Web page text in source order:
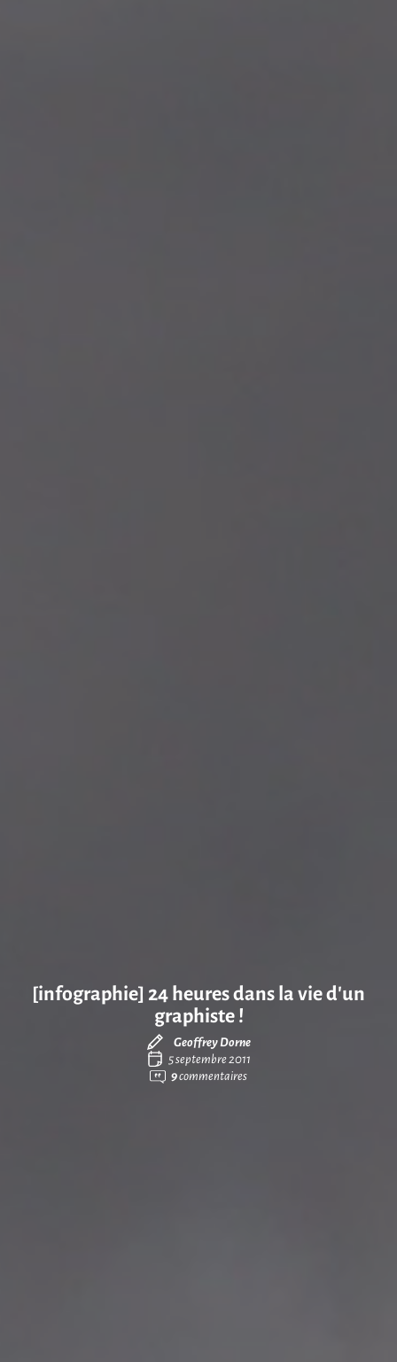
[infographie] 24 heures dans la vie d’un
graphiste !
Geoffrey Dorne
5 septembre 2011
9commentaires